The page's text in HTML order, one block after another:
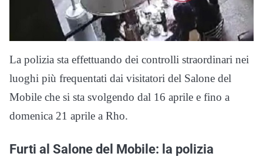
La polizia sta effettuando dei controlli straordinari nei
luoghi più frequentati dai visitatori del Salone del
Mobile che si sta svolgendo dal 16 aprile e fino a
domenica 21 aprile a Rho.
Furti al Salone del Mobile: la polizia